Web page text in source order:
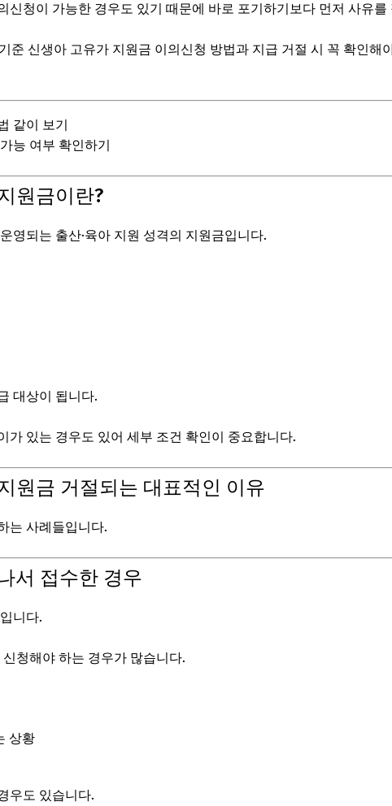
신청이 가능한 경우도 있기 때문에 바로 포기하기보다 먼저 사유
준 신생아 고유가 지원금 이의신청 방법과 지급 거절 시 꼭 확인해
같이 보기
능 여부 확인하기
원금이란?
영되는 출산·육아 지원 성격의 지원금입니다.
대상이 됩니다.
가 있는 경우도 있어 세부 조건 확인이 중요합니다.
원금 거절되는 대표적인 이유
는 사례들입니다.
서 접수한 경우
니다.
청해야 하는 경우가 많습니다.
상황
우도 있습니다.